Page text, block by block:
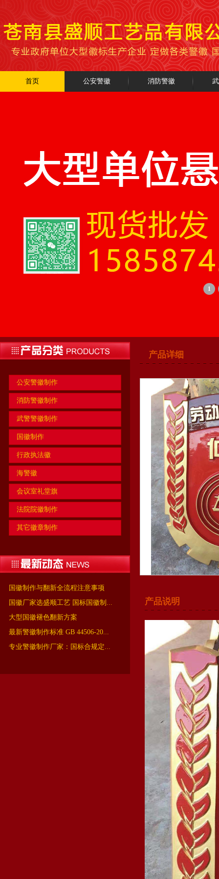
首页 公安警徽 消防警徽
1
公安警徽制作
消防警徽制作
武警警徽制作
国徽制作
行政执法徽
海警徽
会议室礼堂旗
法院院徽制作
其它徽章制作
国徽制作与翻新全流程注意事项
国徽厂家选盛顺工艺 国标国徽制...
大型国徽褪色翻新方案
最新警徽制作标准 GB 44506-20...
专业警徽制作厂家：国标合规定...
产品详细
产品说明